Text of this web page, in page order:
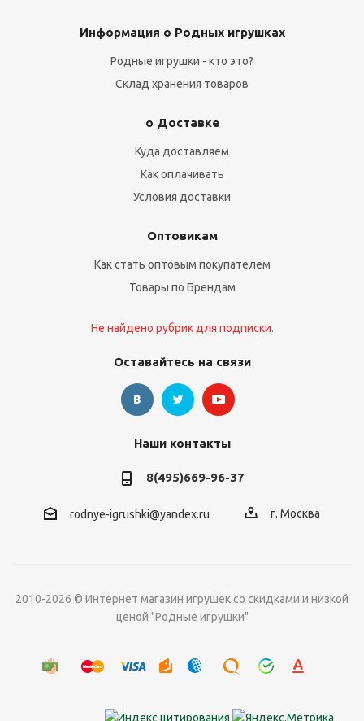
Информация о Родных игрушках
Родные игрушки - кто это?
Склад хранения товаров
о Доставке
Куда доставляем
Как оплачивать
Условия доставки
Оптовикам
Как стать оптовым покупателем
Товары по Брендам
Не найдено рубрик для подписки.
Оставайтесь на связи
Наши контакты
8(495)669-96-37
rodnye-igrushki@yandex.ru г. Москва
2010-2026 © Интернет магазин игрушек со скидками и низкой
ценой "Родные игрушки"